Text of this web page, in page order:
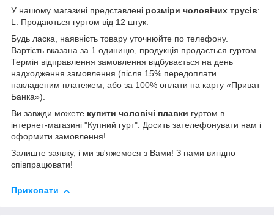
У нашому магазині представлені розміри чоловічих трусів:
L. Продаються гуртом від 12 штук.
Будь ласка, наявність товару уточнюйте по телефону.
Вартість вказана за 1 одиницю, продукція продається гуртом.
Термін відправлення замовлення відбувається на день
надходження замовлення (після 15% передоплати
накладеним платежем, або за 100% оплати на карту «Приват
Банка»).
Ви завжди можете купити чоловічі плавки гуртом в
інтернет-магазині "Купний гурт". Досить зателефонувати нам і
оформити замовлення!
Залиште заявку, і ми зв'яжемося з Вами! З нами вигідно
співпрацювати!
Приховати